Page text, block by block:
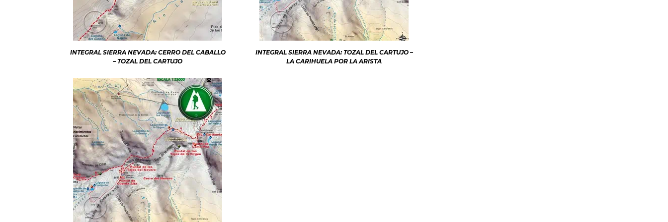
INTEGRAL SIERRA NEVADA: CERRO DEL CABALLO
– TOZAL DEL CARTUJO
INTEGRAL SIERRA NEVADA: TOZAL DEL CARTUJO –
LA CARIHUELA POR LA ARISTA